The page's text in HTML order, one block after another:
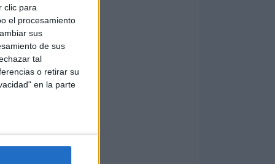
clic para
el procesamiento
sus
de sus
tal
o retirar su
en la parte